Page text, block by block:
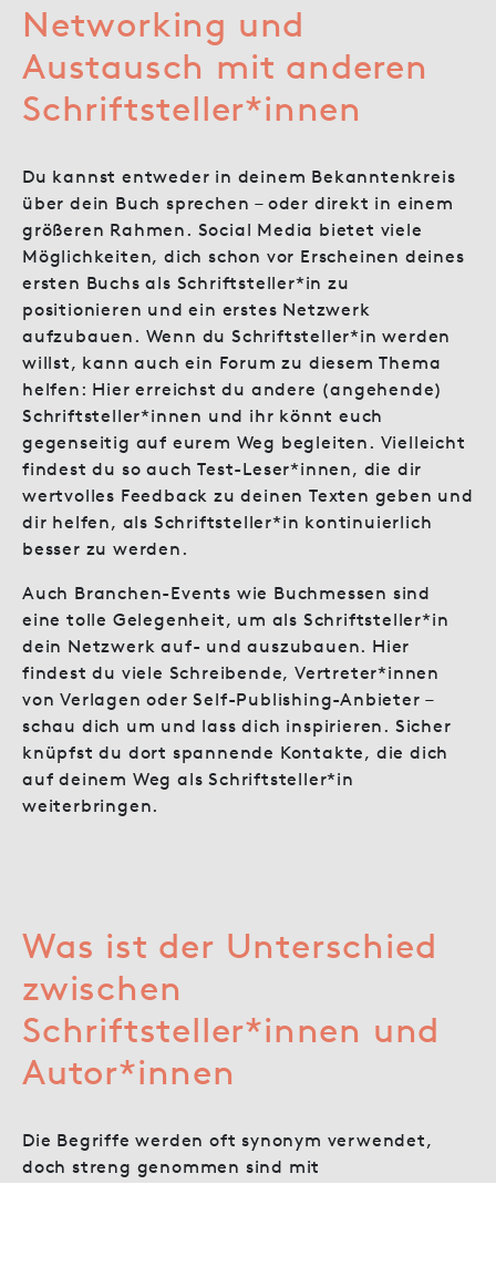
Networking und
Austausch mit anderen
Schriftsteller*innen
Du kannst entweder in deinem Bekanntenkreis
über dein Buch sprechen – oder direkt in einem
größeren Rahmen. Social Media bietet viele
Möglichkeiten, dich schon vor Erscheinen deines
ersten Buchs als Schriftsteller*in zu
positionieren und ein erstes Netzwerk
aufzubauen. Wenn du Schriftsteller*in werden
willst, kann auch ein Forum zu diesem Thema
helfen: Hier erreichst du andere (angehende)
Schriftsteller*innen und ihr könnt euch
gegenseitig auf eurem Weg begleiten. Vielleicht
findest du so auch Test-Leser*innen, die dir
wertvolles Feedback zu deinen Texten geben und
dir helfen, als Schriftsteller*in kontinuierlich
besser zu werden.
Auch Branchen-Events wie Buchmessen sind
eine tolle Gelegenheit, um als Schriftsteller*in
dein Netzwerk auf- und auszubauen. Hier
findest du viele Schreibende, Vertreter*innen
von Verlagen oder Self-Publishing-Anbieter –
schau dich um und lass dich inspirieren. Sicher
knüpfst du dort spannende Kontakte, die dich
auf deinem Weg als Schriftsteller*in
weiterbringen.
Was ist der Unterschied
zwischen
Schriftsteller*innen und
Autor*innen
Die Begriffe werden oft synonym verwendet,
doch streng genommen sind mit